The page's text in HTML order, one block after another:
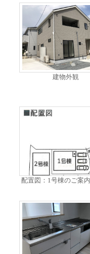
建物外観
配置図：1号棟のご案内